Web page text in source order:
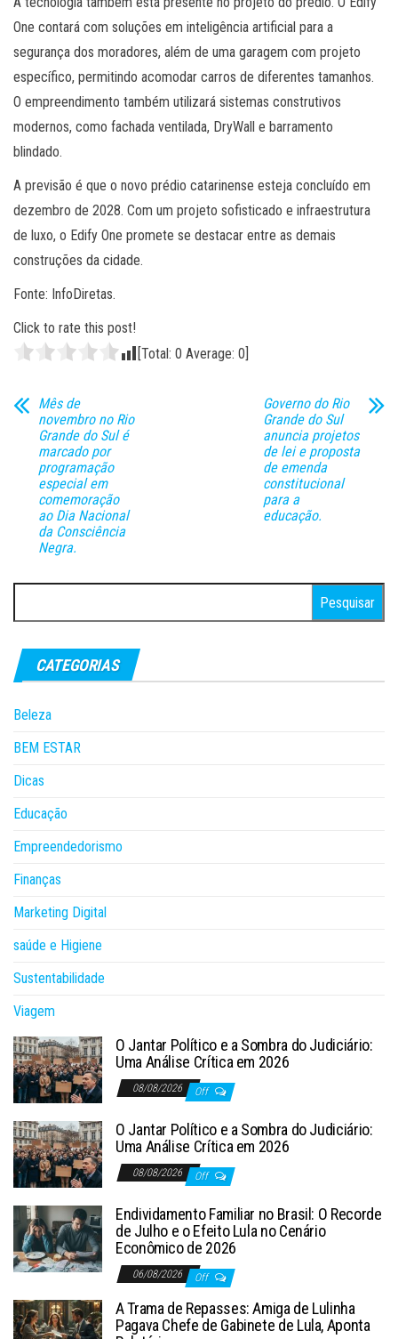
One contará com soluções em inteligência artificial para a
segurança dos moradores, além de uma garagem com projeto
específico, permitindo acomodar carros de diferentes tamanhos.
O empreendimento também utilizará sistemas construtivos
modernos, como fachada ventilada, DryWall e barramento
blindado.
A previsão é que o novo prédio catarinense esteja concluído em
dezembro de 2028. Com um projeto sofisticado e infraestrutura
de luxo, o Edify One promete se destacar entre as demais
construções da cidade.
Fonte: InfoDiretas.
Click to rate this post!
[Total: 0 Average: 0]
Mês de
novembro no Rio
Grande do Sul é
marcado por
programação
especial em
comemoração
ao Dia Nacional
da Consciência
Negra.
Governo do Rio
Grande do Sul
anuncia projetos
de lei e proposta
de emenda
constitucional
para a
educação.
por:
CATEGORIAS
Beleza
BEM ESTAR
Dicas
Educação
Empreendedorismo
Finanças
Marketing Digital
saúde e Higiene
Sustentabilidade
Viagem
O Jantar Político e a Sombra do Judiciário:
Uma Análise Crítica em 2026
08/08/2026 Off
O Jantar Político e a Sombra do Judiciário:
Uma Análise Crítica em 2026
08/08/2026 Off
Endividamento Familiar no Brasil: O Recorde
de Julho e o Efeito Lula no Cenário
Econômico de 2026
06/08/2026 Off
A Trama de Repasses: Amiga de Lulinha
Pagava Chefe de Gabinete de Lula, Aponta